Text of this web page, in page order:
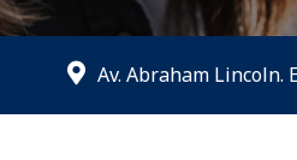
Av. Abraham Lincoln.